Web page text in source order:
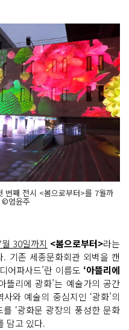
번째 전시 <봄으로부터>를 7월까
©엄윤주
30일까지 <봄으로부터>라는
기존 세종문화회관 외벽을 캔
어파사드’란 이름도 ‘아뜰리에
뜰리에 광화’는 예술가의 공간
와 예술의 중심지인 ‘광화’의
‘광화문 광장의 풍성한 문화
담고 있다.